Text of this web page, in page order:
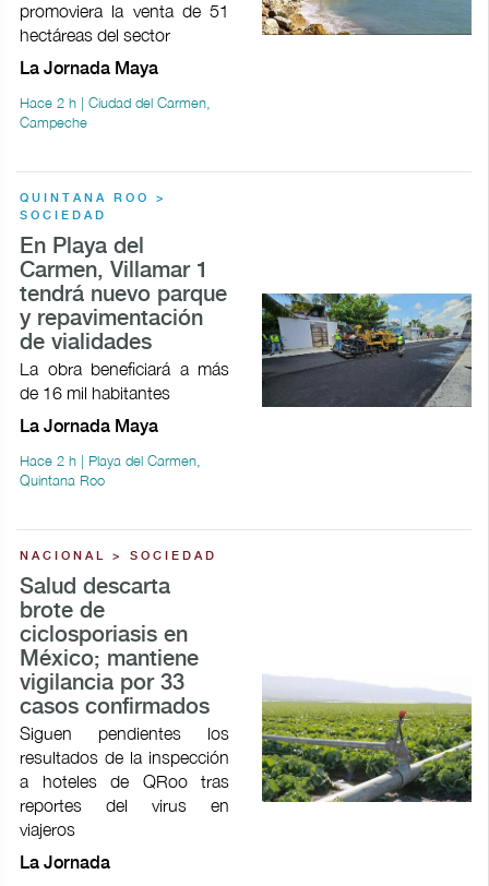
promoviera la venta de 51
hectáreas del sector
La Jornada Maya
Hace 2 h | Ciudad del Carmen,
Campeche
QUINTANA ROO >
SOCIEDAD
En Playa del
Carmen, Villamar 1
tendrá nuevo parque
y repavimentación
de vialidades
La obra beneficiará a más
de 16 mil habitantes
La Jornada Maya
Hace 2 h | Playa del Carmen,
Quintana Roo
NACIONAL > SOCIEDAD
Salud descarta
brote de
ciclosporiasis en
México; mantiene
vigilancia por 33
casos confirmados
Siguen pendientes los
resultados de la inspección
a hoteles de QRoo tras
reportes del virus en
viajeros
La Jornada